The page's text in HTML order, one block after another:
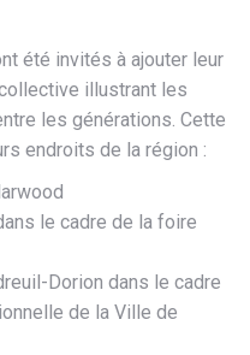
été invités à ajouter leur
illustrant les
les générations. Cette
endroits de la région :
le cadre de la foire
Dorion dans le cadre
de la Ville de